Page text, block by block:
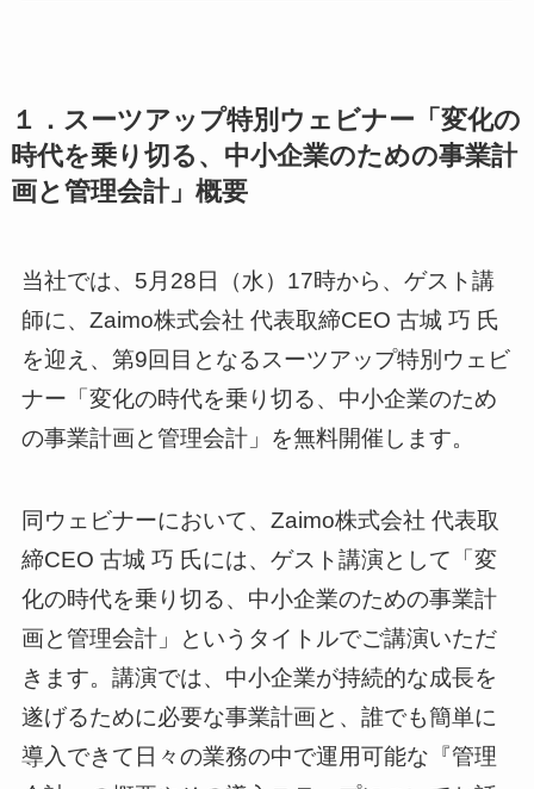
１．スーツアップ特別ウェビナー「変化の
時代を乗り切る、中小企業のための事業計
画と管理会計」概要
当社では、5月28日（水）17時から、ゲスト講
師に、Zaimo株式会社 代表取締CEO 古城 巧 氏
を迎え、第9回目となるスーツアップ特別ウェビ
ナー「変化の時代を乗り切る、中小企業のため
の事業計画と管理会計」を無料開催します。
同ウェビナーにおいて、Zaimo株式会社 代表取
締CEO 古城 巧 氏には、ゲスト講演として「変
化の時代を乗り切る、中小企業のための事業計
画と管理会計」というタイトルでご講演いただ
きます。講演では、中小企業が持続的な成長を
遂げるために必要な事業計画と、誰でも簡単に
導入できて日々の業務の中で運用可能な『管理